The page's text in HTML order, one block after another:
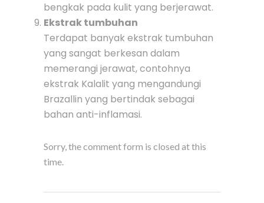
bengkak pada kulit yang berjerawat.
Ekstrak tumbuhan
Terdapat banyak ekstrak tumbuhan
yang sangat berkesan dalam
memerangi jerawat, contohnya
ekstrak Kalalit yang mengandungi
Brazallin yang bertindak sebagai
bahan anti-inflamasi.
Sorry, the comment form is closed at this
time.